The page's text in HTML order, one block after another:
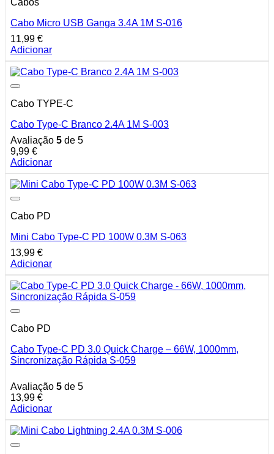
Cabos
Cabo Micro USB Ganga 3.4A 1M S-016
11,99 €
Adicionar
Cabo TYPE-C
Cabo Type-C Branco 2.4A 1M S-003
Avaliação 5 de 5
9,99 €
Adicionar
Cabo PD
Mini Cabo Type-C PD 100W 0.3M S-063
13,99 €
Adicionar
Cabo PD
Cabo Type-C PD 3.0 Quick Charge – 66W, 1000mm,
Sincronização Rápida S-059
Avaliação 5 de 5
13,99 €
Adicionar